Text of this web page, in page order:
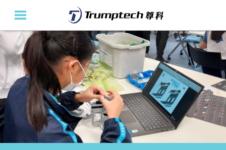
主頁
關於我們
教育產品及方案
活動花絮
最新消息